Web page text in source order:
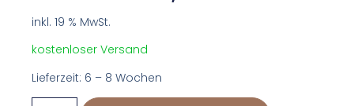
inkl. 19 % MwSt.
kostenloser Versand
Lieferzeit: 6 – 8 Wochen